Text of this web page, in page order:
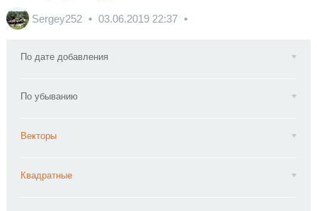
Sergey252 03.06.2019 22:37
По дате добавления
По убыванию
Векторы
Квадратные